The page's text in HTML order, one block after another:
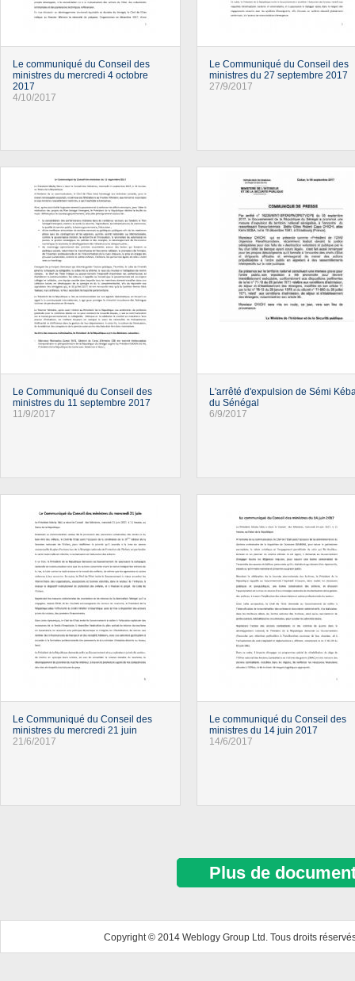
Le communiqué du Conseil des
ministres du mercredi 4 octobre
2017
4/10/2017
Le Communiqué du Conseil des
ministres du 27 septembre 2017
27/9/2017
Le Communiqué du Conseil des
ministres du 11 septembre 2017
11/9/2017
L'arrêté d'expulsion de Sémi
du Sénégal
6/9/2017
Le Communiqué du Conseil des
ministres du mercredi 21 juin
21/6/2017
Le communiqué du Conseil des
ministres du 14 juin 2017
14/6/2017
Plus de
Copyright © 2014 Weblogy Group Ltd. Tous droits